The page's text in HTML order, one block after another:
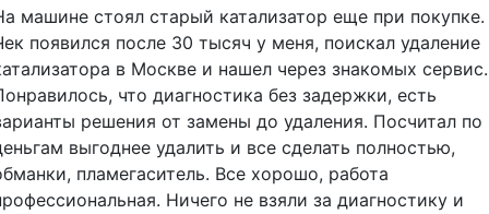
машине стоял старый катализатор еще при покупке.
появился после 30 тысяч у меня, поискал удаление
в Москве и нашел через знакомых сервис.
что диагностика без задержки, есть
решения от замены до удаления. Посчитал по
выгоднее удалить и все сделать полностью,
пламегаситель. Все хорошо, работа
Ничего не взяли за диагностику и